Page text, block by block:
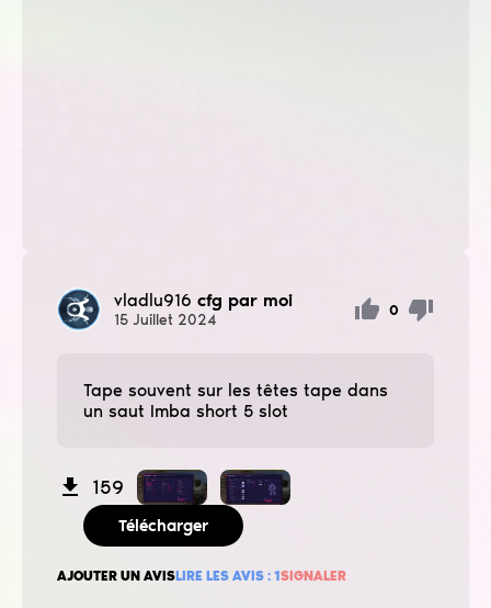
vladlu916 cfg par moi
15 Juillet 2024
0
Tape souvent sur les têtes tape dans
un saut Imba short 5 slot
159
Télécharger
AJOUTER UN AVISLIRE LES AVIS : 1SIGNALER